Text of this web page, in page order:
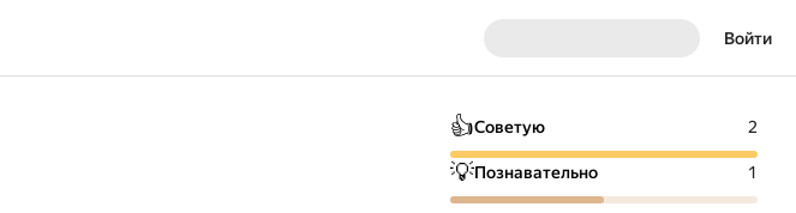
Войти
👍Советую 2
💡Познавательно 1